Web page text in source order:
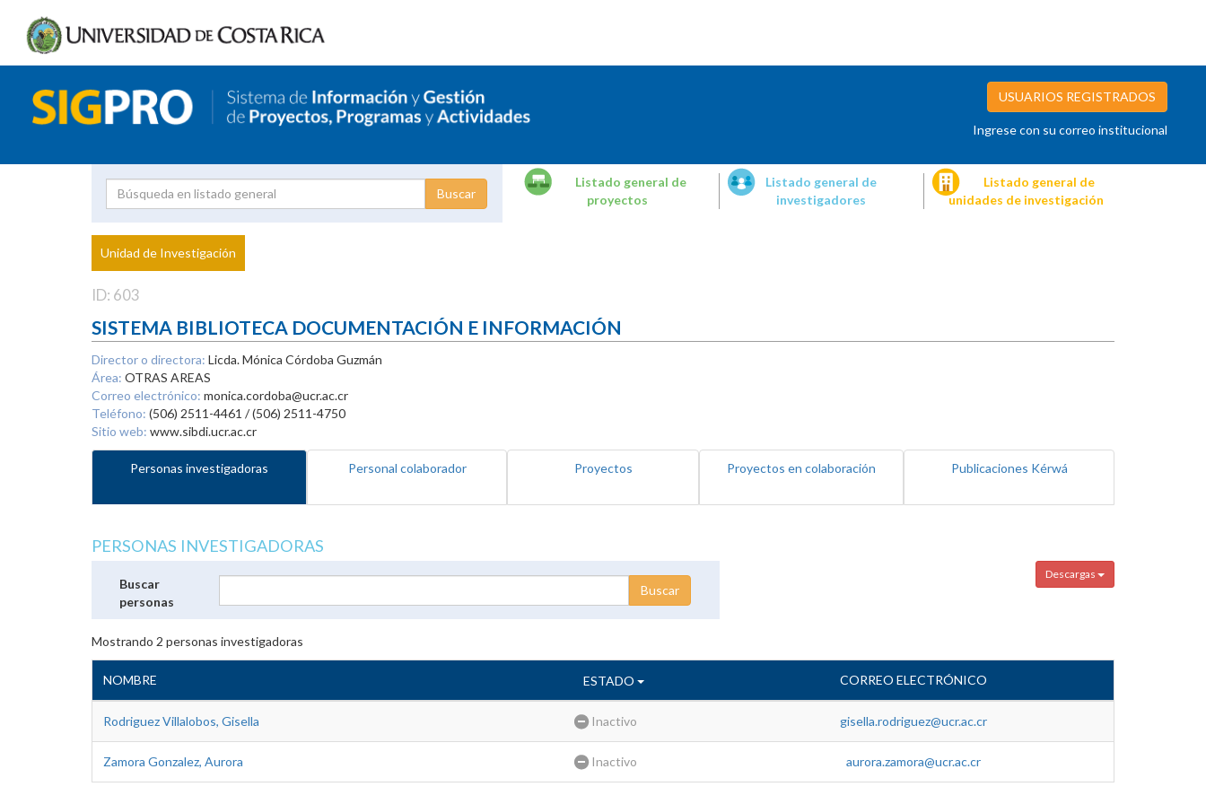
USUARIOS REGISTRADOS
Ingrese con su correo institucional
Proyecto
Investigador
Listado general de
proyectos
Listado general de
investigadores
Listado general de
unidades de investigación
Unidad de Investigación
ID: 603
SISTEMA BIBLIOTECA DOCUMENTACIÓN E INFORMACIÓN
Director o directora: Licda. Mónica Córdoba Guzmán
Área: OTRAS AREAS
Correo electrónico: monica.cordoba@ucr.ac.cr
Teléfono: (506) 2511-4461 / (506) 2511-4750
Sitio web: www.sibdi.ucr.ac.cr
Personas investigadoras Personal colaborador Proyectos Proyectos en colaboración Publicaciones Kérwá
PERSONAS INVESTIGADORAS
Descargas
Buscar
personas
Mostrando 2 personas investigadoras
NOMBRE ESTADO CORREO ELECTRÓNICO
Rodriguez Villalobos, Gisella Inactivo gisella.rodriguez@ucr.ac.cr
Zamora Gonzalez, Aurora Inactivo aurora.zamora@ucr.ac.cr